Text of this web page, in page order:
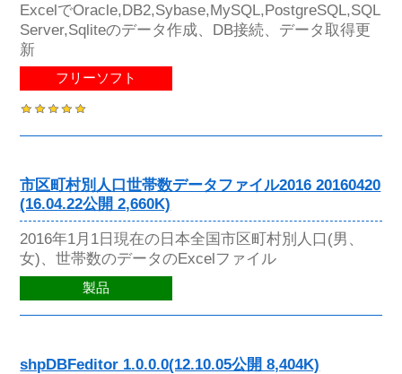
ExcelでOracle,DB2,Sybase,MySQL,PostgreSQL,SQL
Server,Sqliteのデータ作成、DB接続、データ取得更
新
フリーソフト
市区町村別人口世帯数データファイル2016 20160420
(16.04.22公開 2,660K)
2016年1月1日現在の日本全国市区町村別人口(男、
女)、世帯数のデータのExcelファイル
製品
shpDBFeditor 1.0.0.0(12.10.05公開 8,404K)